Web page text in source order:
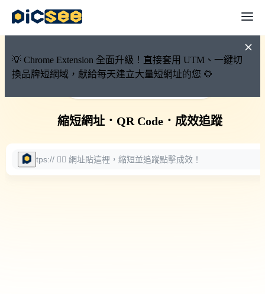
💡 Chrome Extension 全面升級！直接套用 UTM、一鍵切
換品牌短網域，獻給每天建立大量短網址的您 🌻
🚀 PicSee 短網址永久有效
縮短網址． QR Code． 成效追蹤